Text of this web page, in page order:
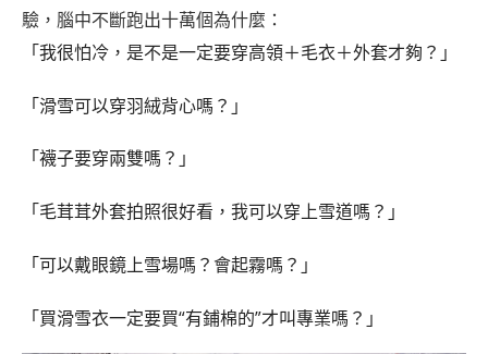
驗，腦中不斷跑出十萬個為什麼：
「我很怕冷，是不是一定要穿高領＋毛衣＋外套才夠？」
「滑雪可以穿羽絨背心嗎？」
「襪子要穿兩雙嗎？」
「毛茸茸外套拍照很好看，我可以穿上雪道嗎？」
「可以戴眼鏡上雪場嗎？會起霧嗎？」
「買滑雪衣一定要買“有鋪棉的”才叫專業嗎？」